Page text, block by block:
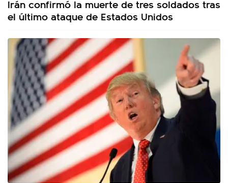
Irán confirmó la muerte de tres soldados tras
el último ataque de Estados Unidos